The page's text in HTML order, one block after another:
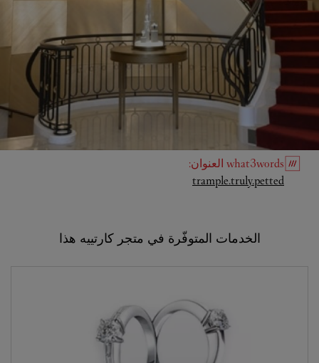
what3words العنوان:
trample.truly.petted
Link Opens in New Tab
الخدمات المتوفّرة في متجر كارتييه هذا